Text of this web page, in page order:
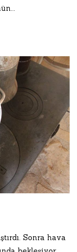
Sonra hava